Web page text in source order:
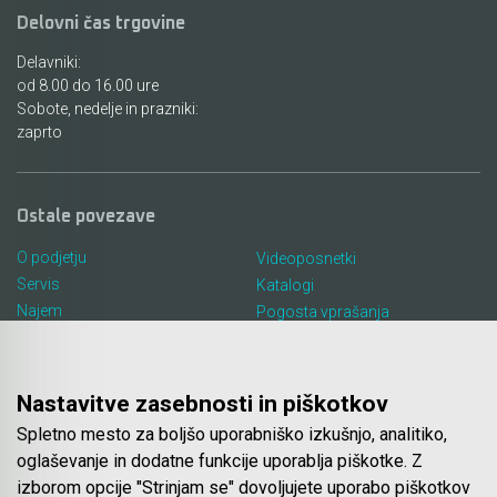
Delovni čas trgovine
Delavniki:
od 8.00 do 16.00 ure
Sobote, nedelje in prazniki:
zaprto
Ostale povezave
O podjetju
Servis
Najem
Videoposnetki
Katalogi
Pogosta vprašanja
Spletna trgovina
Pogoji poslovanja
Nastavitve zasebnosti in piškotkov
Spletno mesto za boljšo uporabniško izkušnjo, analitiko,
oglaševanje in dodatne funkcije uporablja piškotke. Z
izborom opcije "Strinjam se" dovoljujete uporabo piškotkov
navojnih palic
Akumulatorska mikrovalovna pečica
Akumulatorski čistilniki